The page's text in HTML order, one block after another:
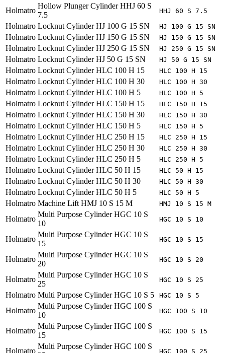
Holmatro
Hollow Plunger Cylinder HHJ 60 S
7.5
HHJ 60 S 7.5
Holmatro Locknut Cylinder HJ 100 G 15 SN HJ 100 G 15 SN
Holmatro Locknut Cylinder HJ 150 G 15 SN HJ 150 G 15 SN
Holmatro Locknut Cylinder HJ 250 G 15 SN HJ 250 G 15 SN
Holmatro Locknut Cylinder HJ 50 G 15 SN HJ 50 G 15 SN
Holmatro Locknut Cylinder HLC 100 H 15 HLC 100 H 15
Holmatro Locknut Cylinder HLC 100 H 30 HLC 100 H 30
Holmatro Locknut Cylinder HLC 100 H 5 HLC 100 H 5
Holmatro Locknut Cylinder HLC 150 H 15 HLC 150 H 15
Holmatro Locknut Cylinder HLC 150 H 30 HLC 150 H 30
Holmatro Locknut Cylinder HLC 150 H 5 HLC 150 H 5
Holmatro Locknut Cylinder HLC 250 H 15 HLC 250 H 15
Holmatro Locknut Cylinder HLC 250 H 30 HLC 250 H 30
Holmatro Locknut Cylinder HLC 250 H 5 HLC 250 H 5
Holmatro Locknut Cylinder HLC 50 H 15 HLC 50 H 15
Holmatro Locknut Cylinder HLC 50 H 30 HLC 50 H 30
Holmatro Locknut Cylinder HLC 50 H 5 HLC 50 H 5
Holmatro Machine Lift HMJ 10 S 15 M HMJ 10 S 15 M
Holmatro
Multi Purpose Cylinder HGC 10 S
10
HGC 10 S 10
Holmatro
Multi Purpose Cylinder HGC 10 S
15
HGC 10 S 15
Holmatro
Multi Purpose Cylinder HGC 10 S
20
HGC 10 S 20
Holmatro
Multi Purpose Cylinder HGC 10 S
25
HGC 10 S 25
Holmatro Multi Purpose Cylinder HGC 10 S 5 HGC 10 S 5
Holmatro
Multi Purpose Cylinder HGC 100 S
10
HGC 100 S 10
Holmatro
Multi Purpose Cylinder HGC 100 S
15
HGC 100 S 15
Holmatro
Multi Purpose Cylinder HGC 100 S
HGC 100 S 25